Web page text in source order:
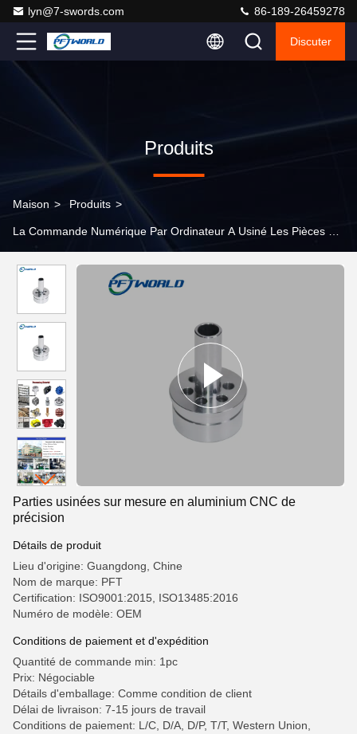
lyn@7-swords.com 86-189-26459278
Discuter
Produits
Maison > Produits >
La Commande Numérique Par Ordinateur A Usiné Les Pièces En
Parties usinées sur mesure en aluminium CNC de
précision
Détails de produit
Lieu d'origine: Guangdong, Chine
Nom de marque: PFT
Certification: ISO9001:2015, ISO13485:2016
Numéro de modèle: OEM
Conditions de paiement et d'expédition
Quantité de commande min: 1pc
Prix: Négociable
Détails d'emballage: Comme condition de client
Délai de livraison: 7-15 jours de travail
Conditions de paiement: L/C, D/A, D/P, T/T, Western Union,